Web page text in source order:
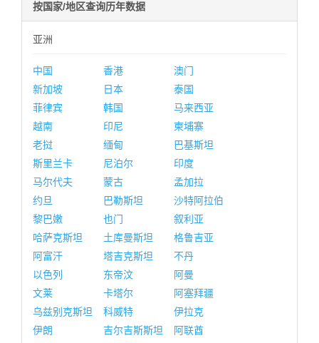
按国家/地区查询历年数据
亚洲
中国 香港
澳门
新加坡
日本
泰国
菲律宾
韩国
马来西亚
越南
印尼
柬埔寨
老挝
缅甸
巴基斯坦
斯里兰卡
尼泊尔
印度
马尔代夫
蒙古
孟加拉
约旦
巴勒斯坦
沙特阿拉伯
黎巴嫩
也门
叙利亚
哈萨克斯坦
土库曼斯坦
格鲁吉亚
阿富汗
塔吉克斯坦
不丹
以色列
东帝汶
阿曼
文莱
卡塔尔
阿塞拜疆
乌兹别克斯坦
科威特
伊拉克
伊朗
吉尔吉斯斯坦
阿联酋